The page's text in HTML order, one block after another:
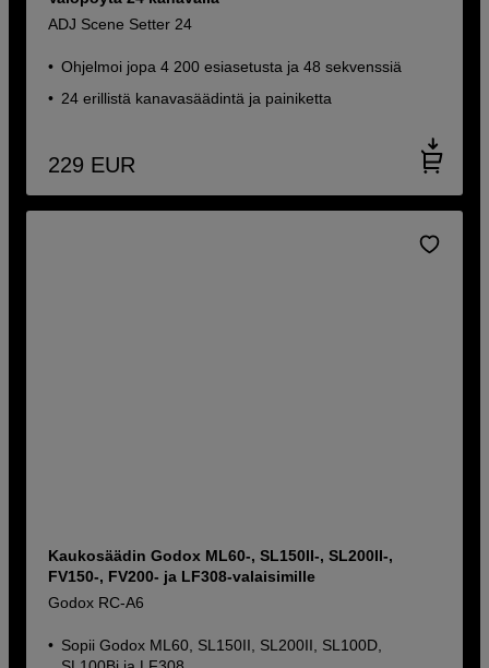
ADJ Scene Setter 24
Ohjelmoi jopa 4 200 esiasetusta ja 48 sekvenssiä
24 erillistä kanavasäädintä ja painiketta
229 EUR
Kaukosäädin Godox ML60-, SL150II-, SL200II-,
FV150-, FV200- ja LF308-valaisimille
Godox RC-A6
Sopii Godox ML60, SL150II, SL200II, SL100D,